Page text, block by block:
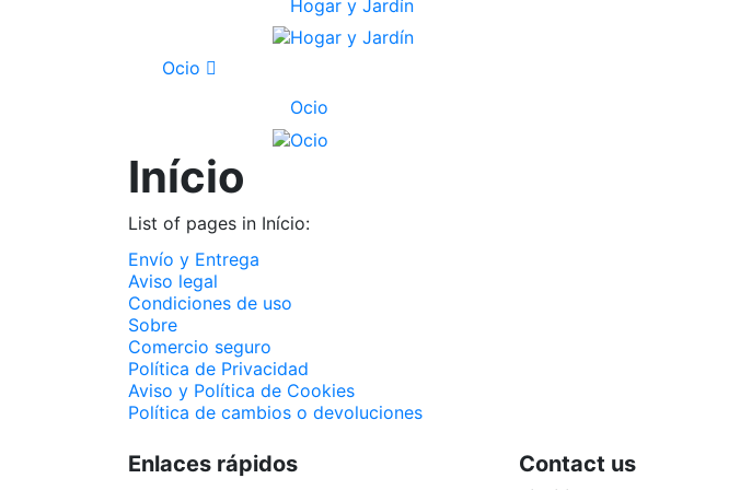
Hogar y Jardín
Ocio
Ocio
Início
List of pages in Início:
Envío y Entrega
Aviso legal
Condiciones de uso
Sobre
Comercio seguro
Política de Privacidad
Aviso y Política de Cookies
Política de cambios o devoluciones
Enlaces rápidos Contact us